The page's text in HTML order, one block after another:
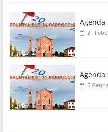
Agenda
21
Agenda
5